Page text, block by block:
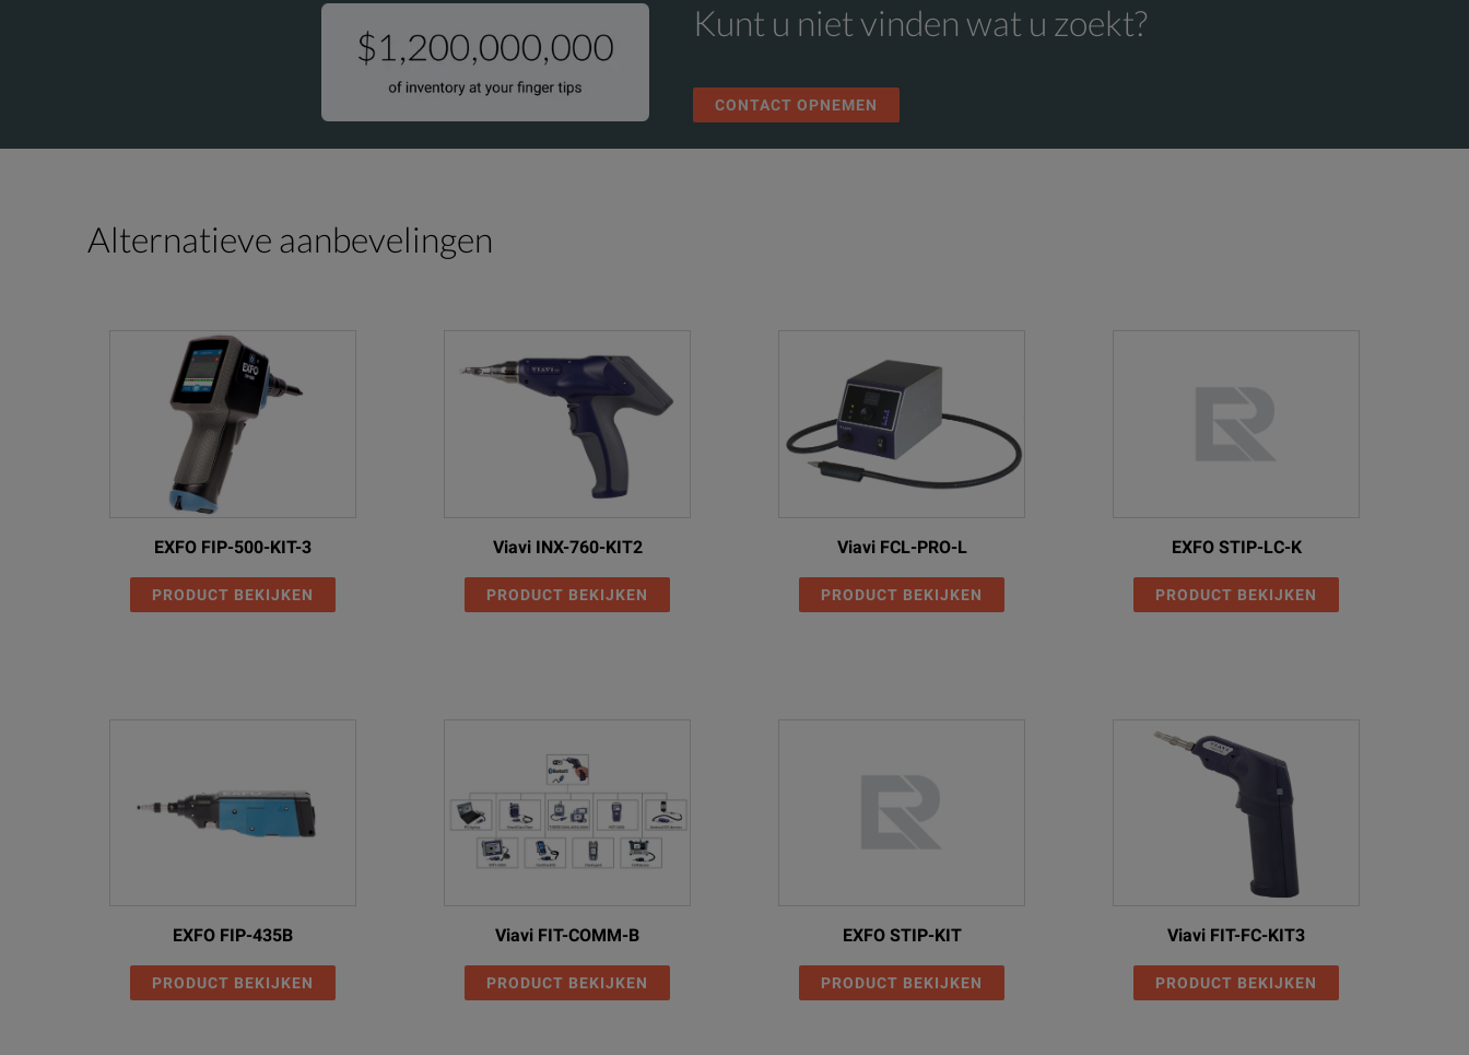
Kunt u niet vinden wat u zoekt?
CONTACT OPNEMEN
Alternatieve aanbevelingen
EXFO FIP-500-KIT-3
PRODUCT BEKIJKEN
Viavi INX-760-KIT2
PRODUCT BEKIJKEN
Viavi FCL-PRO-L
PRODUCT BEKIJKEN
EXFO STIP-LC-K
PRODUCT BEKIJKEN
EXFO FIP-435B
PRODUCT BEKIJKEN
Viavi FIT-COMM-B
PRODUCT BEKIJKEN
EXFO STIP-KIT
PRODUCT BEKIJKEN
Viavi FIT-FC-KIT3
PRODUCT BEKIJKEN